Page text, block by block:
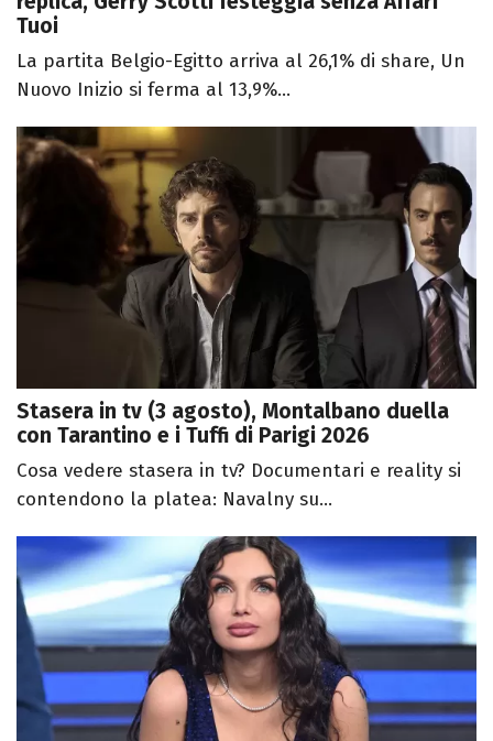
Tuoi
La partita Belgio-Egitto arriva al 26,1% di share, Un
Nuovo Inizio si ferma al 13,9%...
Stasera in tv (3 agosto), Montalbano duella
con Tarantino e i Tuffi di Parigi 2026
Cosa vedere stasera in tv? Documentari e reality si
contendono la platea: Navalny su...